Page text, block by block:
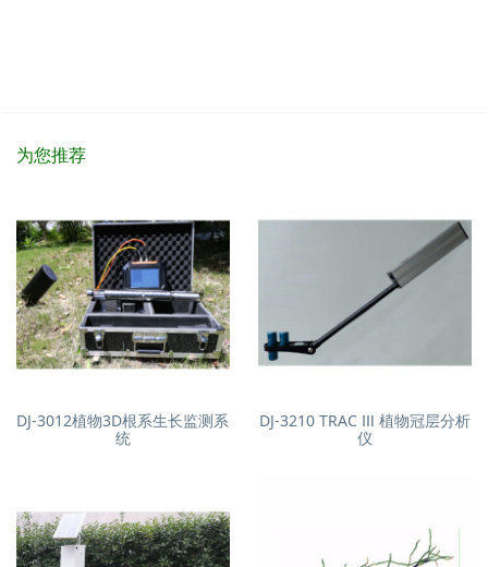
为您推荐
DJ-3012植物3D根系生长监测系
统
DJ-3210 TRAC Ⅲ 植物冠层分析
仪